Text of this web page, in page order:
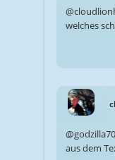
welches
aus dem